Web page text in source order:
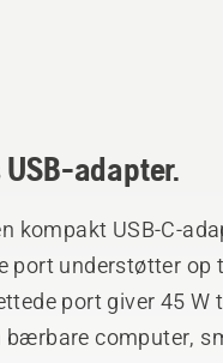
adapter.
kompakt USB-C-
port understøtter op
port giver 45
bærbare computer,